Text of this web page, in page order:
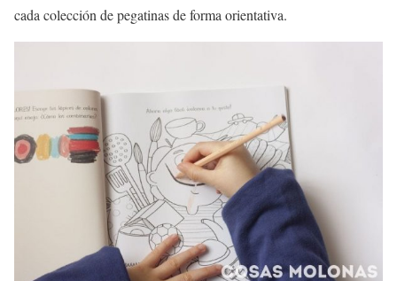
cada colección de pegatinas de forma orientativa.